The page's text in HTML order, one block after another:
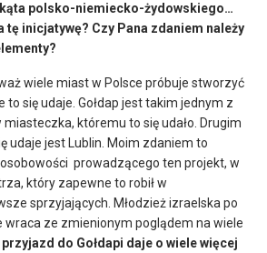
polsko-niemiecko-żydowskiego…
tę inicjatywę? Czy Pana zdaniem należy
wiele miast w Polsce próbuje stworzyć
to się udaje. Gołdap jest takim jednym z
któremu to się udało. Drugim
udaje jest Lublin. Moim zdaniem to
prowadzącego ten projekt, w
który zapewne to robił w
sprzyjających. Młodzież izraelska po
wraca ze zmienionym poglądem na wiele
do Gołdapi daje o wiele więcej